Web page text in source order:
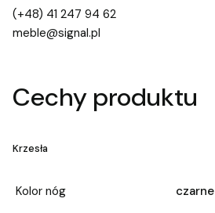
(+48) 41 247 94 62
meble@signal.pl
Cechy produktu
Krzesła
Kolor nóg
czarne